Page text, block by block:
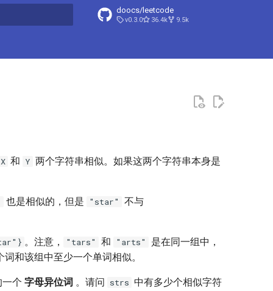
doocs/leetcode
v0.3.0 36.4k 9.5k
X 和 Y 两个字符串相似。如果这两个字符串本身是
也是相似的，但是 "star" 不与
。注意， "tars" 和 "arts"
是在同一组中，
和该组中至少一个单词相似。
个 字母异位词 。请问 strs 中有多少个相似字符